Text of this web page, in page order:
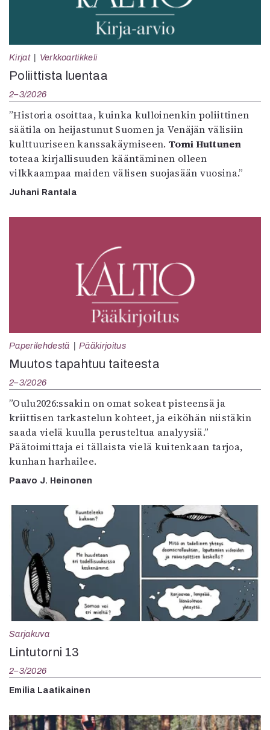
Kirjat Verkkoartikkeli
Poliittista luentaa
2–3/2026
”Historia osoittaa, kuinka kulloinenkin poliittinen
säätila on heijastunut Suomen ja Venäjän välisiin
kulttuuriseen kanssakäymiseen. Tomi Huttunen
toteaa kirjallisuuden kääntäminen olleen
vilkkaampaa maiden välisen suojasään vuosina.”
Juhani Rantala
Paperilehdestä Pääkirjoitus
Muutos tapahtuu taiteesta
2–3/2026
”Oulu2026:ssakin on omat sokeat pisteensä ja
kriittisen tarkastelun kohteet, ja eiköhän niistäkin
saada vielä kuulla perusteltua analyysiä.”
Päätoimittaja ei tällaista vielä kuitenkaan tarjoa,
kunhan harhailee.
Paavo J. Heinonen
Sarjakuva
Lintutorni 13
2–3/2026
Emilia Laatikainen